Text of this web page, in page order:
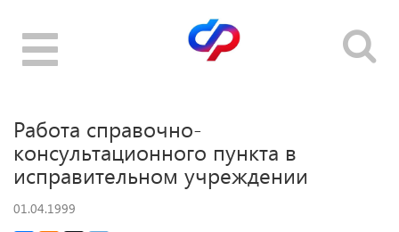
Toggle
navigation
Работа справочно-
консультационного пункта в
исправительном учреждении
01.04.1999